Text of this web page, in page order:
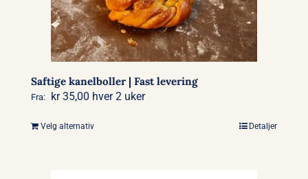
velges
på
produktsiden
Saftige kanelboller | Fast levering
Fra: kr35,00 hver 2 uker
Velg alternativDette
Detaljer